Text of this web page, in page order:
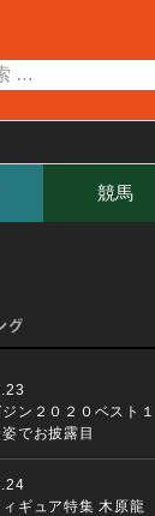
競馬
ジン２０２０ベスト１
でお披露目
ギュア特集 木原龍